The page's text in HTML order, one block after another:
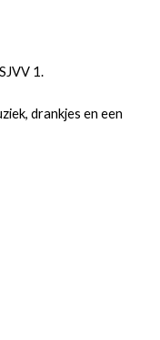
1.
drankjes en een